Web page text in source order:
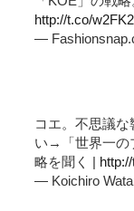
http://t.co/
—
コエ。不思議
い→「世界一の
略を聞く |
— Koichiro